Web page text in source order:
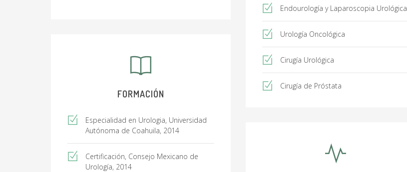
Endourología y Laparoscopia Urológica
Urología Oncológica
Cirugía Urológica
Cirugía de Próstata
FORMACIÓN
Especialidad en Urologia, Universidad
Autónoma de Coahuila, 2014
Certificación, Consejo Mexicano de
Urología, 2014